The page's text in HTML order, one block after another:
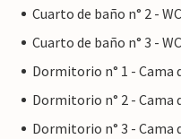
Cuarto de baño n° 2 -
Cuarto de baño n° 3 -
Dormitorio n° 1 -
Dormitorio n° 2 -
Dormitorio n° 3 -